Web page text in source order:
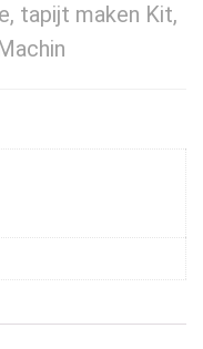
tapijt maken Kit,